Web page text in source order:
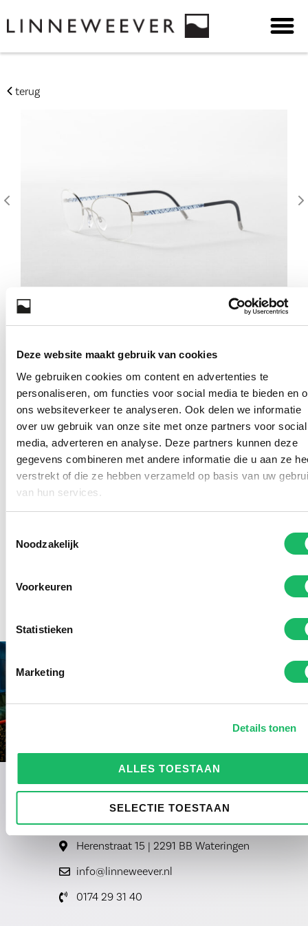
Deze website maakt gebruik van cookies
We gebruiken cookies om content en advertenties te
personaliseren, om functies voor social media te bieden en
ons websiteverkeer te analyseren. Ook delen we informatie
over uw gebruik van onze site met onze partners voor social
media, adverteren en analyse. Deze partners kunnen deze
gegevens combineren met andere informatie die u aan ze
verstrekt of die ze hebben verzameld op basis van uw
van hun services.
Noodzakelijk
Voorkeuren
Statistieken
Marketing
Details tonen
ALLES TOESTAAN
SELECTIE TOESTAAN
terug
Kom deze (zonne)brillen
passen in onze winkel
Herenstraat 15 | 2291 BB Wateringen
info@linneweever.nl
0174 29 31 40